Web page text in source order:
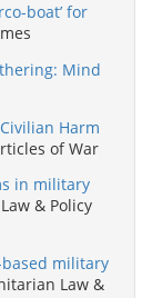
boat’ for
Mind
Harm
of War
in military
& Policy
military
Law &